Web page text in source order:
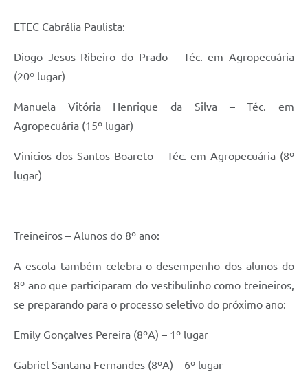
ETEC Cabrália Paulista:
Diogo Jesus Ribeiro do Prado – Téc. em Agropecuária
(20º lugar)
Manuela Vitória Henrique da Silva – Téc. em
Agropecuária (15º lugar)
Vinicios dos Santos Boareto – Téc. em Agropecuária (8º
lugar)
Treineiros – Alunos do 8º ano:
A escola também celebra o desempenho dos alunos do
8º ano que participaram do vestibulinho como treineiros,
se preparando para o processo seletivo do próximo ano:
Emily Gonçalves Pereira (8ºA) – 1º lugar
Gabriel Santana Fernandes (8ºA) – 6º lugar